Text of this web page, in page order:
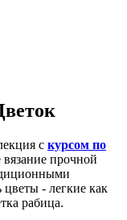
с курсом по
прочной
- легкие как
рабица.